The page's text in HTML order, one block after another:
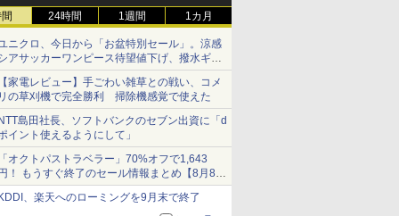
24時間 1週間 1カ月
ニクロ、今日から「お盆特別セール」。涼感
アサッカーワンピース待望値下げ、撥水ギア
ョーツは1990円に
【家電レビュー】手ごわい雑草との戦い、コメ
リの草刈機で完全勝利 掃除機感覚で使えた
NTT島田社長、ソフトバンクのセブン出資に「d
イント使えるようにして」
「オクトパストラベラー」70%オフで1,643
円！ もうすぐ終了のセール情報まとめ【8月8日
新】
ンテンドーeショップでは「大神 絶景版」が
KDDI、楽天へのローミングを9月末で終了